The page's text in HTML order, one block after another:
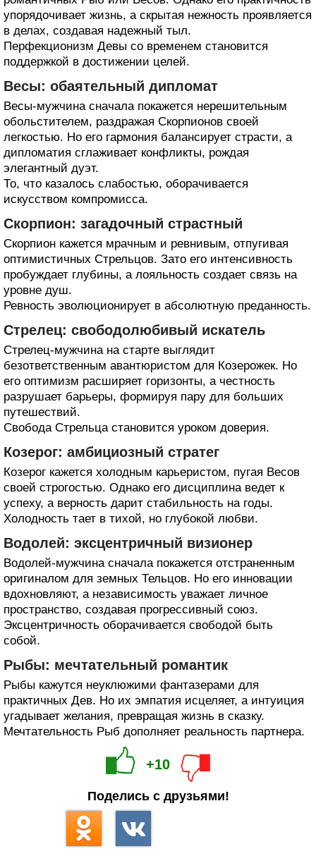
упорядочивает жизнь, а скрытая нежность проявляется
в делах, создавая надежный тыл.
Перфекционизм Девы со временем становится
поддержкой в достижении целей.
Весы: обаятельный дипломат
Весы-мужчина сначала покажется нерешительным
обольстителем, раздражая Скорпионов своей
легкостью. Но его гармония балансирует страсти, а
дипломатия сглаживает конфликты, рождая
элегантный дуэт.
То, что казалось слабостью, оборачивается
искусством компромисса.
Скорпион: загадочный страстный
Скорпион кажется мрачным и ревнивым, отпугивая
оптимистичных Стрельцов. Зато его интенсивность
пробуждает глубины, а лояльность создает связь на
уровне душ.
Ревность эволюционирует в абсолютную преданность.
Стрелец: свободолюбивый искатель
Стрелец-мужчина на старте выглядит
безответственным авантюристом для Козерожек. Но
его оптимизм расширяет горизонты, а честность
разрушает барьеры, формируя пару для больших
путешествий.
Свобода Стрельца становится уроком доверия.
Козерог: амбициозный стратег
Козерог кажется холодным карьеристом, пугая Весов
своей строгостью. Однако его дисциплина ведет к
успеху, а верность дарит стабильность на годы.
Холодность тает в тихой, но глубокой любви.
Водолей: эксцентричный визионер
Водолей-мужчина сначала покажется отстраненным
оригиналом для земных Тельцов. Но его инновации
вдохновляют, а независимость уважает личное
пространство, создавая прогрессивный союз.
Эксцентричность оборачивается свободой быть
собой.
Рыбы: мечтательный романтик
Рыбы кажутся неуклюжими фантазерами для
практичных Дев. Но их эмпатия исцеляет, а интуиция
угадывает желания, превращая жизнь в сказку.
Мечтательность Рыб дополняет реальность партнера.
+10
Поделись с друзьями!